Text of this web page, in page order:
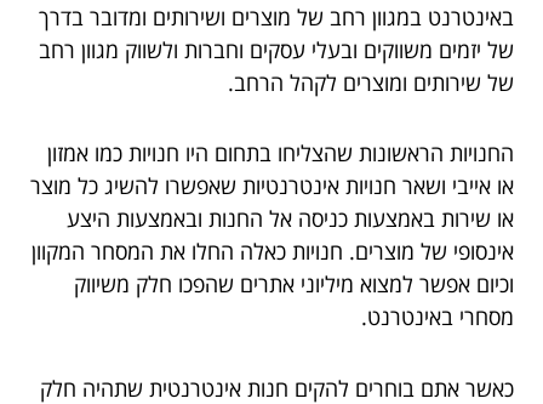
באינטרנט במגוון רחב של מוצרים ושירותים ומדובר בדרך
של יזמים משווקים ובעלי עסקים וחברות ולשווק מגוון רחב
של שירותים ומוצרים לקהל הרחב.
החנויות הראשונות שהצליחו בתחום היו חנויות כמו אמזון
או אייבי ושאר חנויות אינטרנטיות שאפשרו להשיג כל מוצר
או שירות באמצעות כניסה אל החנות ובאמצעות היצע
אינסופי של מוצרים. חנויות כאלה החלו את המסחר המקוון
וכיום אפשר למצוא מיליוני אתרים שהפכו חלק משיווק
מסחרי באינטרנט.
כאשר אתם בוחרים להקים חנות אינטרנטית שתהיה חלק